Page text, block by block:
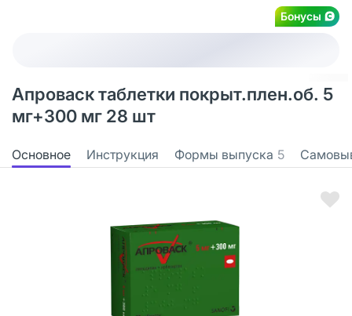
Бонусы
Апроваск таблетки покрыт.плен.об. 5
мг+300 мг 28 шт
Основное Инструкция Формы выпуска 5